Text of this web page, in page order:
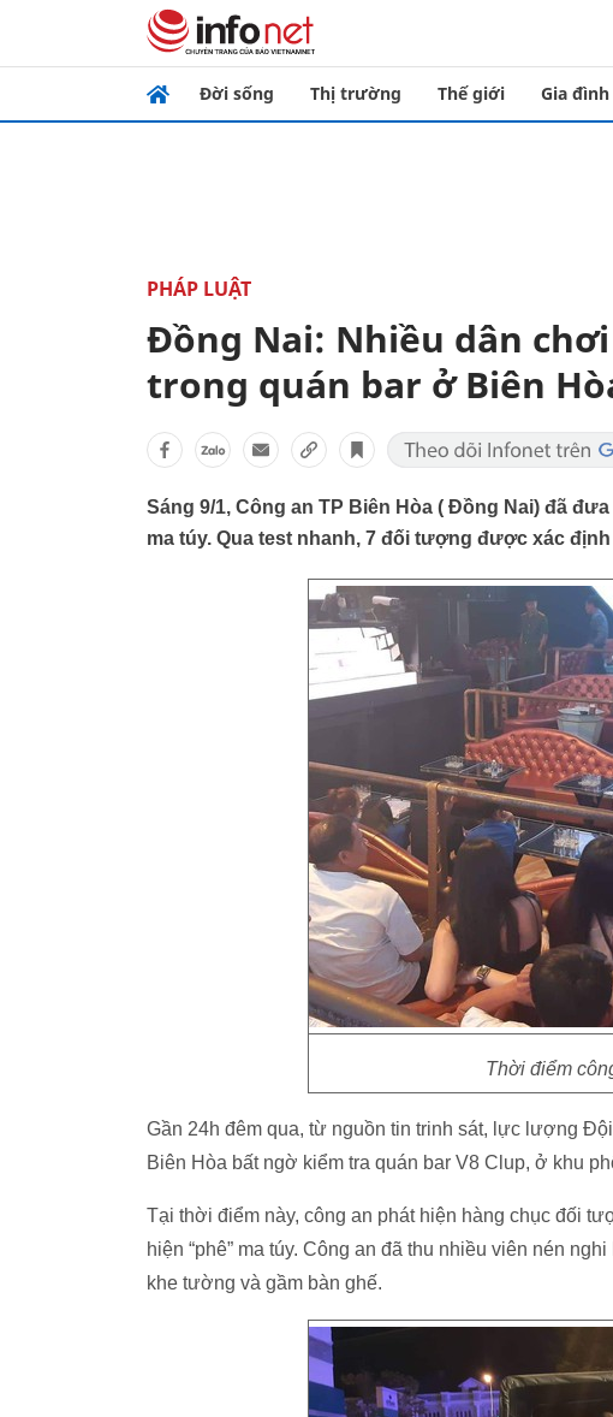
Đời sống Thị trường Thế giới Gia đình
PHÁP LUẬT
Đồng Nai: Nhiều dân
trong quán bar ở Biên
Sáng 9/1, Công an TP Biên Hòa ( Đồng Nai) đã
ma túy. Qua test nhanh, 7 đối tượng được xác
Thời điểm
Gần 24h đêm qua, từ nguồn tin trinh sát, lực lượng
Biên Hòa bất ngờ kiểm tra quán bar V8 Clup, ở khu
Tại thời điểm này, công an phát hiện hàng chục đối
hiện “phê” ma túy. Công an đã thu nhiều viên nén
khe tường và gầm bàn ghế.